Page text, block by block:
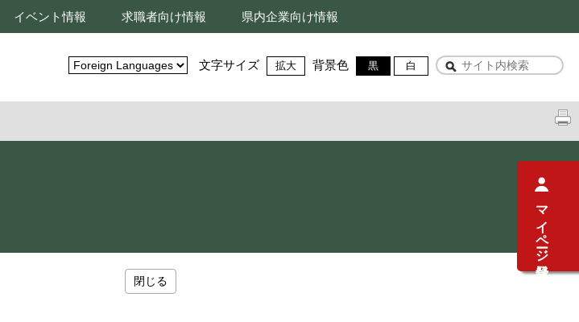
イベント情報 求職者向け情報 県内企業向け情報
文字サイズ 拡大 背景色 黒 白
閉じる
マイページ登録